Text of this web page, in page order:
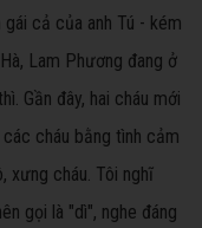
cả của anh Tú - kém
Lam Phương đang ở
Gần đây, hai cháu mới
cháu bằng tình cảm
xưng cháu. Tôi nghĩ
gọi là "dì", nghe đáng